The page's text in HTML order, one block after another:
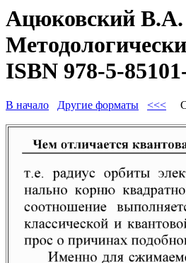
Ацюковский В.А.
ISBN 978-5-
В начало Другие форматы <<<